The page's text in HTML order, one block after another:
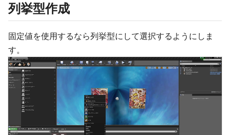
列挙型作成
固定値を使用するなら列挙型にして選択するようにしま
す。